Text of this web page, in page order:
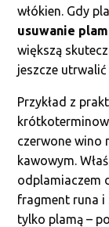
włókien. Gdy
usuwanie
większą
jeszcze utrwalić
Przykład z
czerwone wino
kawowym.
odplamiaczem
fragment runa i
tylko plamą –